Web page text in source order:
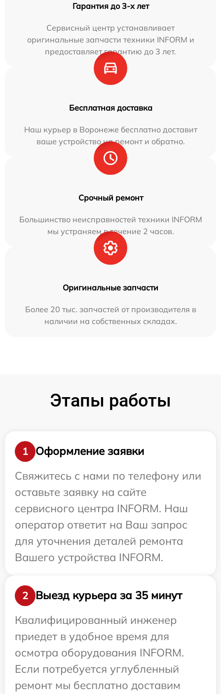
Гарантия до 3-х лет
Сервисный центр устанавливает
оригинальные запчасти техники INFORM и
предоставляет гарантию до 3 лет.
Бесплатная доставка
Наш курьер в Воронеже бесплатно доставит
ваше устройство на ремонт и обратно.
Срочный ремонт
Большинство неисправностей техники INFORM
мы устраняем в течение 2 часов.
Оригинальные запчасти
Более 20 тыс. запчастей от производителя в
наличии на собственных складах.
Этапы работы
1
Оформление заявки
Свяжитесь с нами по телефону или
оставьте заявку на сайте
сервисного центра INFORM. Наш
оператор ответит на Ваш запрос
для уточнения деталей ремонта
Вашего устройства INFORM.
2
Выезд курьера за 35 минут
Квалифицированный инженер
приедет в удобное время для
осмотра оборудования INFORM.
Если потребуется углубленный
ремонт мы бесплатно доставим